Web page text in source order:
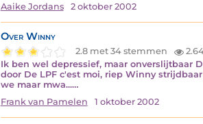
Aaike Jordans
2 oktober 2002
Over Winny
2.8 met 34 stemmen
Ik ben wel depressief, maar onverslijtbaar
door De LPF c'est moi, riep Winny
we maar mwa...…
Frank van Pamelen
1 oktober 2002